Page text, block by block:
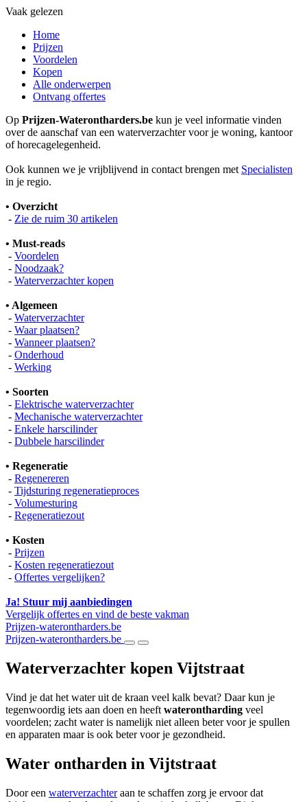
Vaak gelezen
Home
Prijzen
Voordelen
Kopen
Alle onderwerpen
Ontvang offertes
Op Prijzen-Waterontharders.be kun je veel informatie vinden
over de aanschaf van een waterverzachter voor je woning, kantoor
of horecagelegenheid.
Ook kunnen we je vrijblijvend in contact brengen met Specialisten
in je regio.
• Overzicht
- Zie de ruim 30 artikelen
• Must-reads
- Voordelen
- Noodzaak?
- Waterverzachter kopen
• Algemeen
- Waterverzachter
- Waar plaatsen?
- Wanneer plaatsen?
- Onderhoud
- Werking
• Soorten
- Elektrische waterverzachter
- Mechanische waterverzachter
- Enkele harscilinder
- Dubbele harscilinder
• Regeneratie
- Regenereren
- Tijdsturing regeneratieproces
- Volumesturing
- Regeneratiezout
• Kosten
- Prijzen
- Kosten regeneratiezout
- Offertes vergelijken?
Ja! Stuur mij aanbiedingen
Vergelijk offertes en vind de beste vakman
Prijzen-waterontharders.be
Prijzen-waterontharders.be
Waterverzachter kopen Vijtstraat
Vind je dat het water uit de kraan veel kalk bevat? Daar kun je
tegenwoordig iets aan doen en heeft waterontharding veel
voordelen; zacht water is namelijk niet alleen beter voor je spullen
en apparaten maar is ook beter voor je gezondheid.
Water ontharden in Vijtstraat
Door een waterverzachteraan te schaffen zorg je ervoor dat